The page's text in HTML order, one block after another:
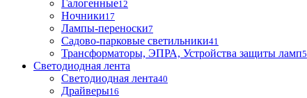
Галогенные12
Ночники17
Лампы-переноски7
Садово-парковые светильники41
Трансформаторы, ЭПРА, Устройства защиты ламп5
Светодиодная лента
Светодиодная лента40
Драйверы16